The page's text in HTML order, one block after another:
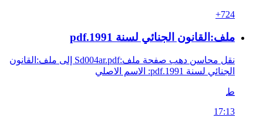
+724
ملف:القانون الجنائي لسنة 1991.pdf
نقل محاسن دهب صفحة ملف:Sd004ar.pdf إلى ملف:القانون
الجنائي لسنة 1991.pdf: الاسم الاصلي
ط
17:13